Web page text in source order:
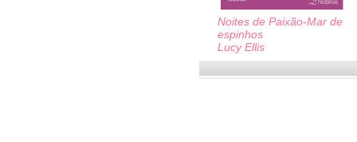
Noites de Paixão-Mar de
espinhos
Lucy Ellis